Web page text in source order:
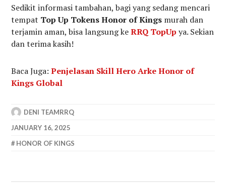
Sedikit informasi tambahan, bagi yang sedang mencari
tempat Top Up Tokens Honor of Kings murah dan
terjamin aman, bisa langsung keRRQ TopUp ya. Sekian
dan terima kasih!
Baca Juga:Penjelasan Skill Hero Arke Honor of
Kings Global
DENI TEAMRRQ
JANUARY 16, 2025
HONOR OF KINGS